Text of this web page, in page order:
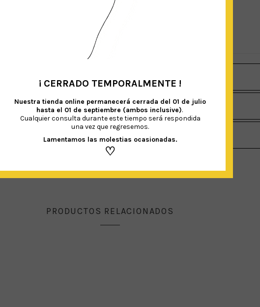
KIT DE FIESTA 100% PERSONALIZADO DIGITAL (PDF)
(PDF)
PRODUCTOS RELACIONADOS
¡ CERRADO TEMPORALMENTE !
Nuestra tienda online permanecerá cerrada del 01 de julio
hasta el 01 de septiembre (ambos inclusive).
Cualquier consulta durante este tiempo será respondida
una vez que regresemos.
Lamentamos las molestias ocasionadas.
♡